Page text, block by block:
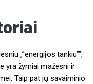
„”energijos tankiu””,
yra žymiai mažesni ir
Taip pat jų savaiminio